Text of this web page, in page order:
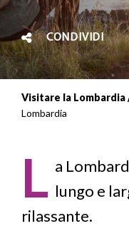
CONDIVIDI
Briciole
pane
Visitare la Lombardia
Lombardia
L a
lungo e
rilassante.